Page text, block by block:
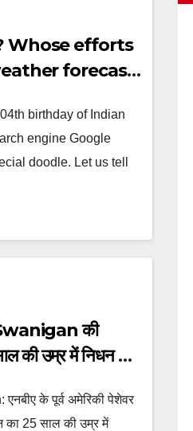
Whose efforts
forecast
birthday of Indian
engine Google
doodle. Let us tell
की
की उम्र में निधन हो
के पूर्व अमेरिकी पेशेवर
का 25 साल की उम्र में